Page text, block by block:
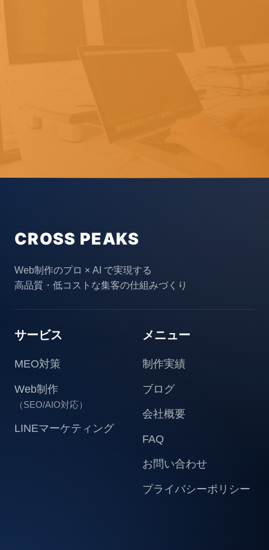
CROSS PEAKS
Web制作のプロ × AI で実現する
高品質・低コストな集客の仕組みづくり
サービス
MEO対策
Web制作
（SEO/AIO対応）
LINEマーケティング
メニュー
制作実績
ブログ
会社概要
FAQ
お問い合わせ
プライバシーポリシー